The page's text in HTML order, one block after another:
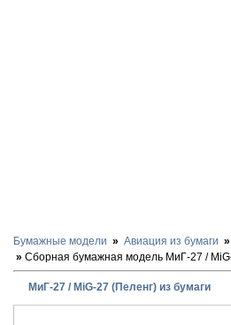
Бумажные модели Авиация из бумаги
Сборная бумажная модель МиГ-27 /
МиГ-27 / MiG-27 (Пеленг) из бумаги